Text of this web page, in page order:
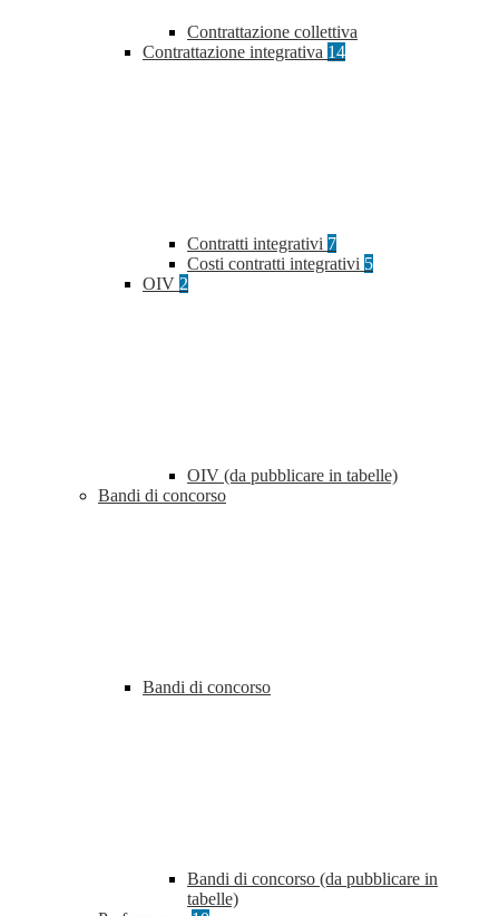
Contrattazione collettiva
Contrattazione integrativa 14
Contratti integrativi 7
Costi contratti integrativi 5
OIV 2
OIV (da pubblicare in tabelle)
Bandi di concorso
Bandi di concorso
Bandi di concorso (da pubblicare in
tabelle)